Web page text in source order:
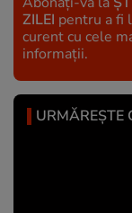
ZILEI pentru a fi
curent cu cele
informații.
URMĂREȘTE